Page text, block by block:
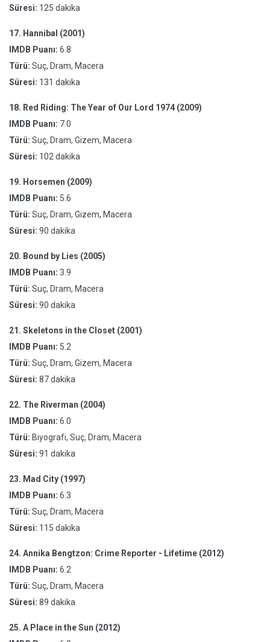
Süresi: 125 dakika
17. Hannibal (2001)
IMDB Puanı: 6.8
Türü: Suç, Dram, Macera
Süresi: 131 dakika
18. Red Riding: The Year of Our Lord 1974 (2009)
IMDB Puanı: 7.0
Türü: Suç, Dram, Gizem, Macera
Süresi: 102 dakika
19. Horsemen (2009)
IMDB Puanı: 5.6
Türü: Suç, Dram, Gizem, Macera
Süresi: 90 dakika
20. Bound by Lies (2005)
IMDB Puanı: 3.9
Türü: Suç, Dram, Macera
Süresi: 90 dakika
21. Skeletons in the Closet (2001)
IMDB Puanı: 5.2
Türü: Suç, Dram, Gizem, Macera
Süresi: 87 dakika
22. The Riverman (2004)
IMDB Puanı: 6.0
Türü: Biyografi, Suç, Dram, Macera
Süresi: 91 dakika
23. Mad City (1997)
IMDB Puanı: 6.3
Türü: Suç, Dram, Macera
Süresi: 115 dakika
24. Annika Bengtzon: Crime Reporter - Lifetime (2012)
IMDB Puanı: 6.2
Türü: Suç, Dram, Macera
Süresi: 89 dakika
25. A Place in the Sun (2012)